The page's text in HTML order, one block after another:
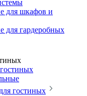
для шкафов и
для гардеробных
гостиных